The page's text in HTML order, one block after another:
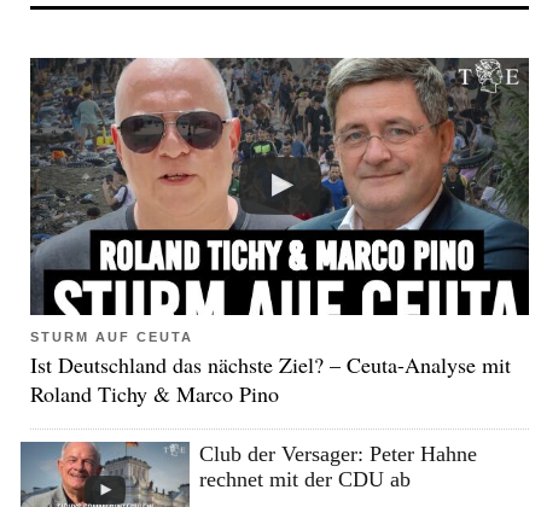
STURM AUF CEUTA
Ist Deutschland das nächste Ziel? – Ceuta-Analyse mit
Roland Tichy & Marco Pino
Club der Versager: Peter Hahne
rechnet mit der CDU ab